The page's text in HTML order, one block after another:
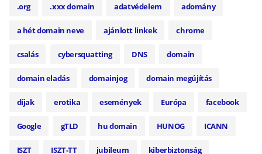
.org .xxx domain adatvédelem adomány
a hét domain neve ajánlott linkek chrome
csalás cybersquatting DNS domain
domain eladás domainjog domain megújítás
díjak erotika események Európa facebook
Google gTLD hu domain HUNOG ICANN
ISZT ISZT-TT jubileum kiberbiztonság